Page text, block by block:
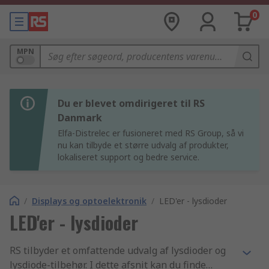
0
MPN
Du er blevet omdirigeret til RS
Danmark
Elfa-Distrelec er fusioneret med RS Group, så vi
nu kan tilbyde et større udvalg af produkter,
lokaliseret support og bedre service.
/ Displays og optoelektronik / LED'er - lysdioder
LED'er - lysdioder
RS tilbyder et omfattende udvalg af lysdioder og
lysdiode-tilbehør. I dette afsnit kan du finde